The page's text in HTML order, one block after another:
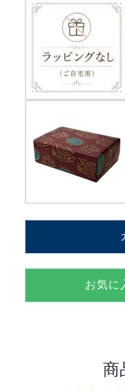
貴
Mrs.
GREEN
APPLE【
数
を
減
ら
貴
数
増
や
お気に
商